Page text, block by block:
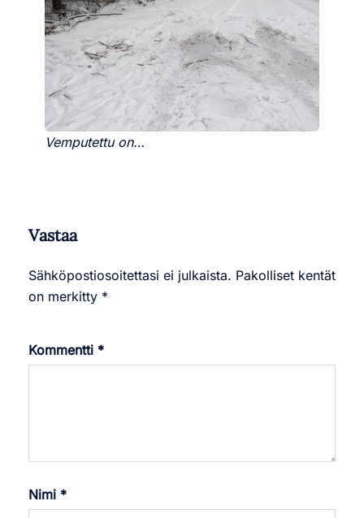
Vemputettu on…
Vastaa
Sähköpostiosoitettasi ei julkaista. Pakolliset kentät
on merkitty *
Kommentti *
Nimi *